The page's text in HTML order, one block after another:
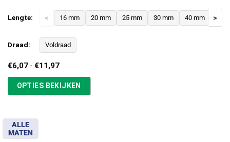
Lengte: < 16 mm 20 mm 25 mm 30 mm 40 mm >
Draad: Voldraad
€6,07 - €11,97Prijsklasse:
€11,97
OPTIES BEKIJKEN
ALLE
MATEN